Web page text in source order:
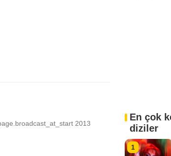
2013
En çok
diziler
1